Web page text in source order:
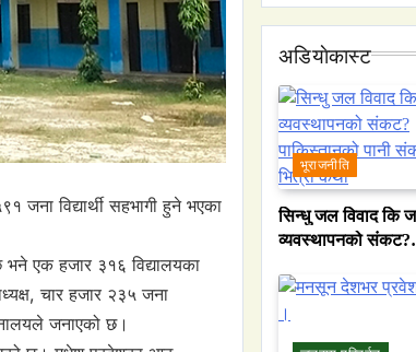
विद्यार्थी सहभागी हुने भएका
भने एक हजार ३१६ विद्यालयका
चार हजार २३५ जना
जनाएको छ।
अडियाेकास्ट
भूराजनीति
सिन्धु जल विवाद कि
व्यवस्थापनको संकट?
भित्री कथा